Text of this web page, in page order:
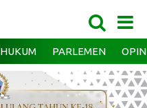
HUKUM PARLEMEN